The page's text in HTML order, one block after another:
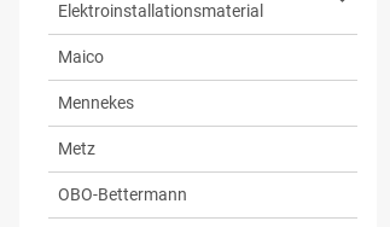
Elektroinstallationsmaterial
Maico
Mennekes
Metz
OBO-Bettermann